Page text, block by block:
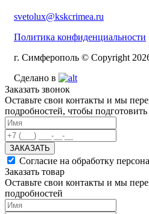
svetolux@kskcrimea.ru
Политика конфиденциальности
г. Симферополь © Copyright
Сделано в
Заказать звонок
Оставьте свои контакты и мы
подробностей, чтобы подготовить
ЗАКАЗАТЬ
Согласие на обработку
Заказать товар
Оставьте свои контакты и мы
подробностей